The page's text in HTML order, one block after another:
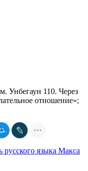
Унбегаун 110. Через
отношение»;
языка Макса